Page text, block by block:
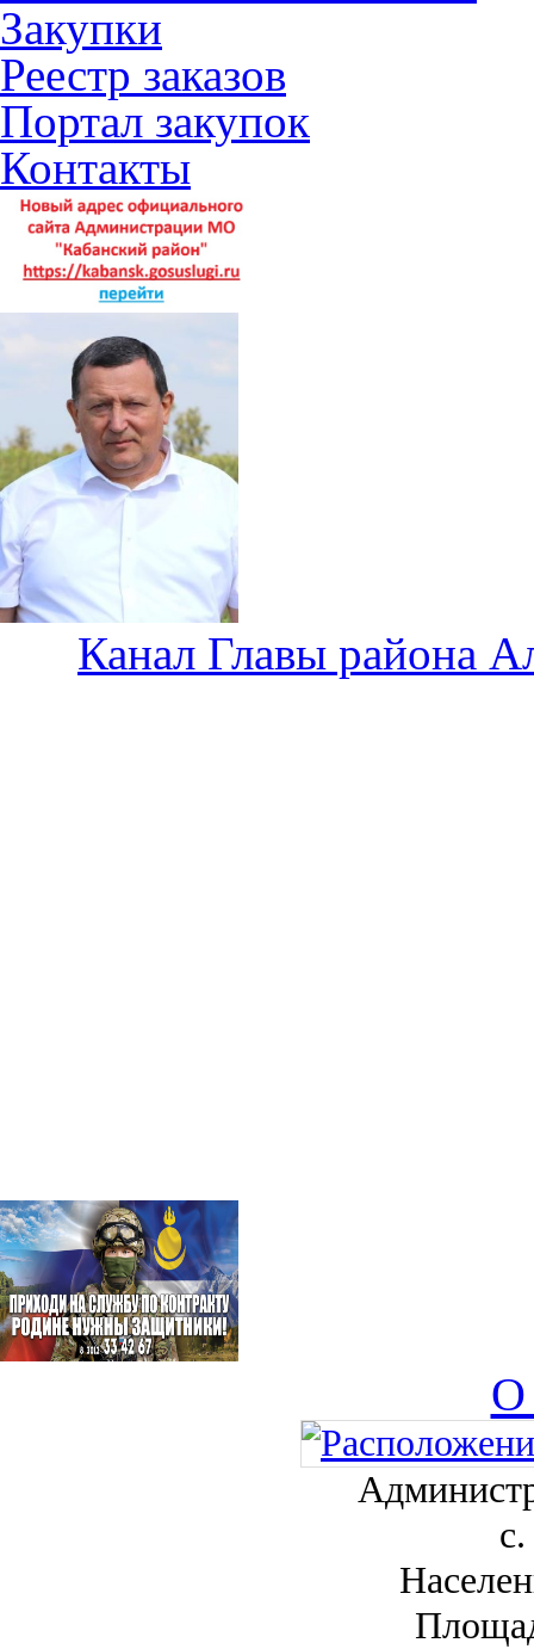
Закупки
Реестр заказов
Портал закупок
Контакты
Канал Главы района
О